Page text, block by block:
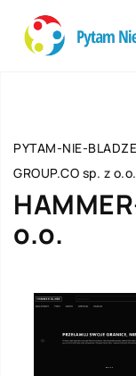
PYTAM-NIE-BLADZE
GROUP.CO sp. z o.o.
o.o.